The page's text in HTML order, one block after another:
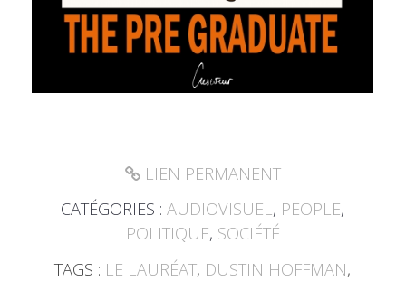
LIEN PERMANENT
CATÉGORIES :AUDIOVISUEL, PEOPLE,
POLITIQUE, SOCIÉTÉ
TAGS : LE LAURÉAT, DUSTIN HOFFMAN,